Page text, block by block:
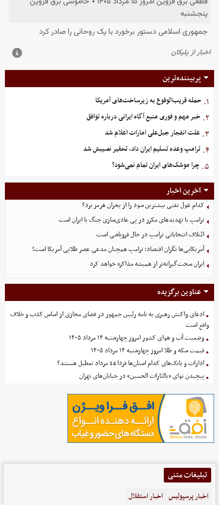
پربیننده‌ترین
۱. حمله قریب‌الوقوع به زیرساخت‌های آمریکا
۲. خبر مهم و فوری منبع آگاه ایرانی درباره توافق
۳. علت انفجار جبل‌علی امارات اعلام شد
۴. ترامپ وعده تسلیم ایران داد، تحقیر نصیبش شد
۵. چرا موشک‌های ایران تمام نمی‌شود؟
آخرین اخبار
کدام غول نفتی بیشترین سود را از بحران هرمز برد؟
ترامپ با تهدیدهای مکرر در پی عادی‌سازی جنگ با ایران است
ائتلاف انتخاباتی ترامپ در حال فروپاشی است
آمریکایی‌ها نگران اقتصاد؛ ترامپ همچنان مدعی عصر طلایی آمریکا است!
ایران سخت‌گیرانه‌تر از همیشه مذاکره خواهد کرد
عناوین برگزیده
ادعای واکنش رهبری به نامه رئیس جمهور در فضای مجازی از اساس کذب و خلاف
واقع است
وضعیت آب و هوای کشور امروز چهارشنبه ۱۴ مرداد ۱۴۰۵
قیمت سکه و طلا امروز چهارشنبه ۱۴ مرداد ۱۴۰۵
ادارات و بانک‌های کدام استان‌ها فردا 14 مرداد تعطیل هستند؟
پیچیدن نوای «یالثارات الحسین» در خیابان‌های تهران
تبلیغات متنی
اخبار پرسپولیس اخبار استقلال